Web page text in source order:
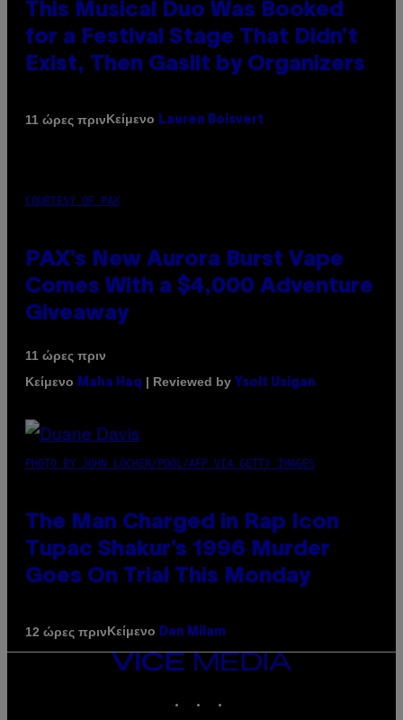
This Musical Duo Was Booked
for a Festival Stage That Didn’t
Exist, Then Gaslit by Organizers
11 ώρες πρινΚείμενο Lauren Boisvert
COURTESY OF PAX
PAX’s New Aurora Burst Vape
Comes With a $4,000 Adventure
Giveaway
11 ώρες πριν
Κείμενο
Maha Haq | Reviewed by Ysolt Usigan
PHOTO BY JOHN LOCHER/POOL/AFP VIA GETTY IMAGES
The Man Charged in Rap Icon
Tupac Shakur’s 1996 Murder
Goes On Trial This Monday
12 ώρες πρινΚείμενο Dan Milam
VICE
MEDIA